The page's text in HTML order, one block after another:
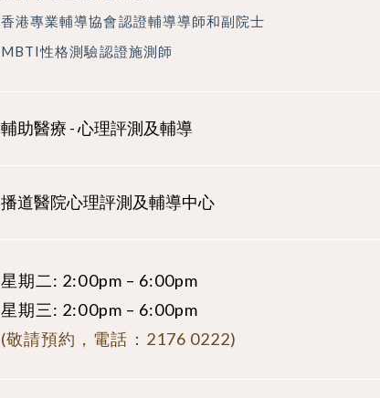
香港專業輔導協會認證輔導導師和副院士
MBTI性格測驗認證施測師
輔助醫療 - 心理評測及輔導
播道醫院心理評測及輔導中心
星期二: 2:00pm – 6:00pm
星期三: 2:00pm – 6:00pm
(敬請預約，電話：2176 0222)